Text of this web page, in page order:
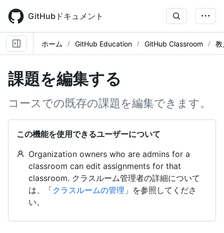
main
content
GitHubドキュメント
ホーム GitHub Education GitHub Classroom 教
課題を編集する
コースでの既存の課題を編集できます。
この機能を使用できるユーザーについて
Organization owners who are admins for a
classroom can edit assignments for that
classroom. クラスルーム管理者の詳細について
は、「クラスルームの管理 」を参照してくださ
い。